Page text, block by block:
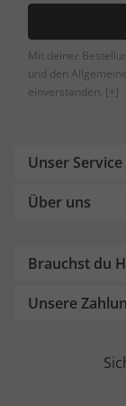
Mit deiner
und den
einverstanden. [+]
Unser Service
Über uns
Brauchst du
Unsere